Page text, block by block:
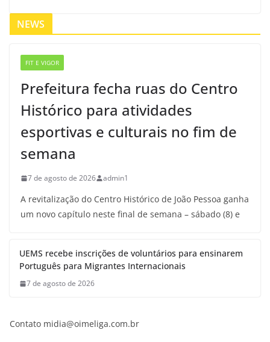
NEWS
FIT E VIGOR
Prefeitura fecha ruas do Centro
Histórico para atividades
esportivas e culturais no fim de
semana
7 de agosto de 2026 admin1
A revitalização do Centro Histórico de João Pessoa ganha
um novo capítulo neste final de semana – sábado (8) e
UEMS recebe inscrições de voluntários para ensinarem
Português para Migrantes Internacionais
7 de agosto de 2026
Contato midia@oimeliga.com.br